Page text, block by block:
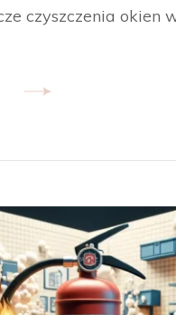
czyszczenia okien